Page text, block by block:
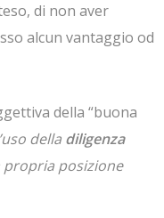
di non aver
alcun vantaggio od
della “buona
della diligenza
posizione